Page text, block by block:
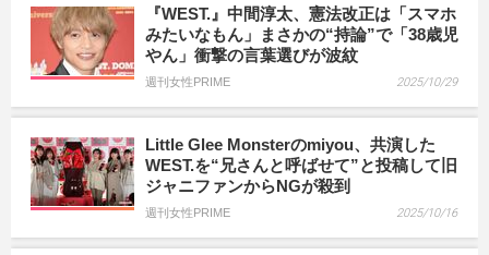
『WEST.』中間淳太、憲法改正は「スマホ
みたいなもん」まさかの“持論”で「38歳児
やん」衝撃の言葉選びが波紋
週刊女性PRIME 2025/10/29
Little Glee Monsterのmiyou、共演した
WEST.を“兄さんと呼ばせて”と投稿して旧
ジャニファンからNGが殺到
週刊女性PRIME 2025/10/16